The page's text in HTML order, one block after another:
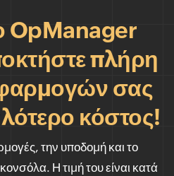
OpManager
πλήρη
σας
κόστος!
την υποδομή και το
Η τιμή του είναι κατά